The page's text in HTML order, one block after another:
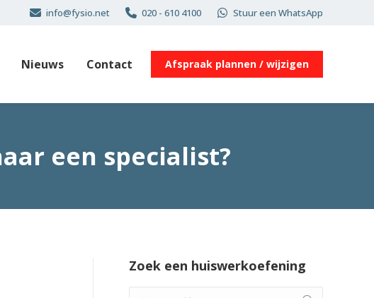
info@fysio.net 020 - 610 4100 Stuur een WhatsApp
Nieuws Contact Afspraak plannen / wijzigen
een specialist?
Zoek een huiswerkoefening